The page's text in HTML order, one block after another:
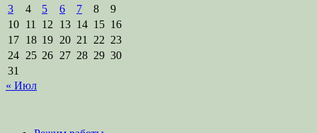
3
4 5 6 7 8
9
10 11 12 13 14 15 16
17 18 19 20 21 22 23
24 25 26 27 28 29 30
31
« Июл